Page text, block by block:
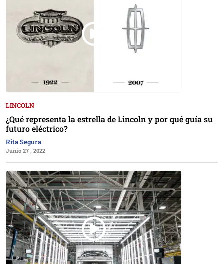
LINCOLN
¿Qué representa la estrella de Lincoln y por qué guía su
futuro eléctrico?
Rita Segura
Junio 27 , 2022